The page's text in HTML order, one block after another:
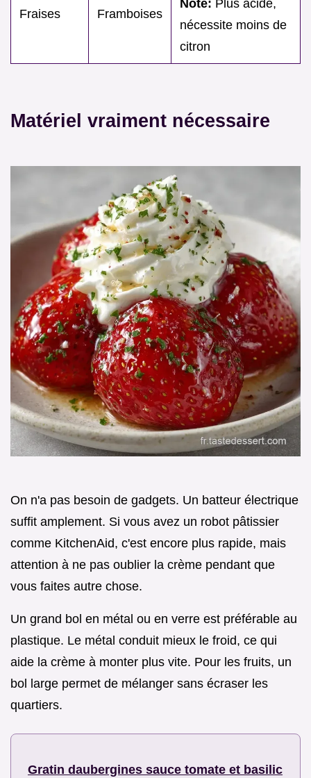
Fraises Framboises
Note: Plus acide,
nécessite moins de
citron
Matériel vraiment nécessaire
On n'a pas besoin de gadgets. Un batteur électrique
suffit amplement. Si vous avez un robot pâtissier
comme KitchenAid, c'est encore plus rapide, mais
attention à ne pas oublier la crème pendant que
vous faites autre chose.
Un grand bol en métal ou en verre est préférable au
plastique. Le métal conduit mieux le froid, ce qui
aide la crème à monter plus vite. Pour les fruits, un
bol large permet de mélanger sans écraser les
quartiers.
Gratin daubergines sauce tomate et basilic